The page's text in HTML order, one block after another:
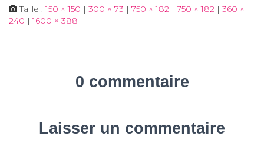
Taille :150 × 150 | 300 × 73 | 750 × 182 | 750 × 182 | 360 ×
240 | 1600 × 388
0 commentaire
Laisser un commentaire